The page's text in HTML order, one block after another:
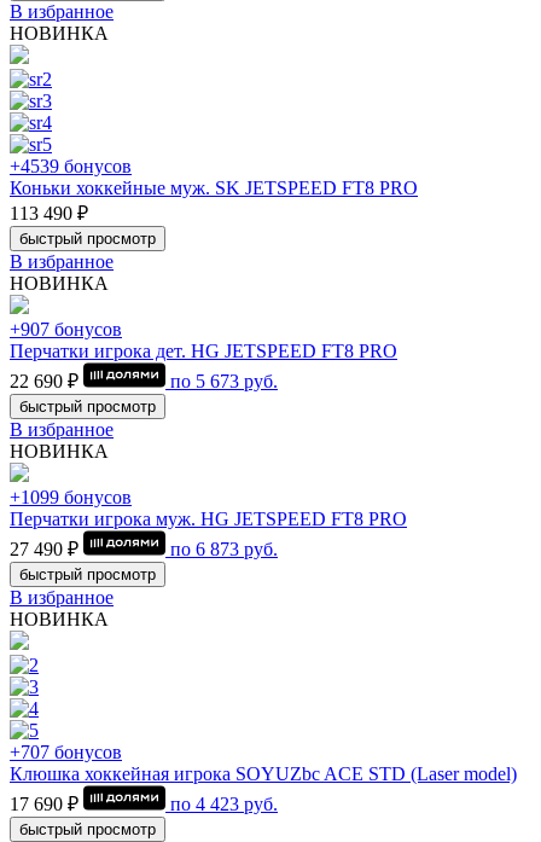
В избранное
НОВИНКА
+4539 бонусов
Коньки хоккейные муж. SK JETSPEED FT8 PRO
113 490 ₽
быстрый просмотр
В избранное
НОВИНКА
+907 бонусов
Перчатки игрока дет. HG JETSPEED FT8 PRO
22 690 ₽
по 5 673 руб.
быстрый просмотр
В избранное
НОВИНКА
+1099 бонусов
Перчатки игрока муж. HG JETSPEED FT8 PRO
27 490 ₽
по 6 873 руб.
быстрый просмотр
В избранное
НОВИНКА
+707 бонусов
Клюшка хоккейная игрока SOYUZbc ACE STD (Laser model)
17 690 ₽
по 4 423 руб.
быстрый просмотр